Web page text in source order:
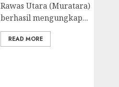
Rawas Utara (Muratara)
berhasil mengungkap...
READ MORE